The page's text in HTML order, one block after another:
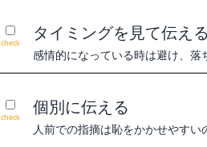
check タイミングを見て伝える
感情的になっている時は避け、落
check 個別に伝える
人前での指摘は恥をかかせやす